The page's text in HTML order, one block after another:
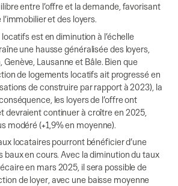
entre l’offre et la demande, favorisant
et des loyers.
est en diminution à l’échelle
une hausse généralisée des loyers,
Lausanne et Bâle. Bien que
de logements locatifs ait progressé en
de construire par rapport à 2023), la
les loyers de l’offre ont
devraient continuer à croître en 2025,
modéré (+1,9% en moyenne).
locataires pourront bénéficier d’une
baux en cours. Avec la diminution du taux
en mars 2025, il sera possible de
de loyer, avec une baisse moyenne